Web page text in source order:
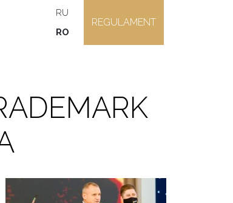
RU
RO
REGULAMENT